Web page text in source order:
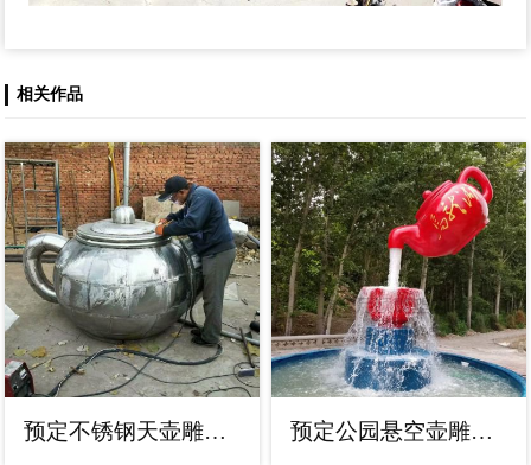
相关作品
预定不锈钢天壶雕塑，流水效果，造型各异 预定公园悬空壶雕塑，高压配置，现货成品